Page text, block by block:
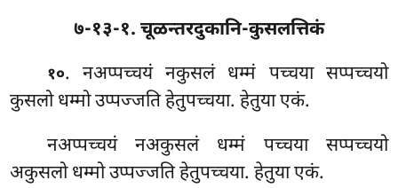
७-१३-१. चूळन्तरदुकानि-कुसलत्तिकं
१०. नअप्पच्चयं नकुसलं धम्मं पच्चया सप्पच्चयो
कुसलो धम्मो उप्पज्जति हेतुपच्चया. हेतुया एकं.
नअप्पच्चयं नअकुसलं धम्मं पच्चया सप्पच्चयो
अकुसलो धम्मो उप्पज्जति हेतुपच्चया. हेतुया एकं.